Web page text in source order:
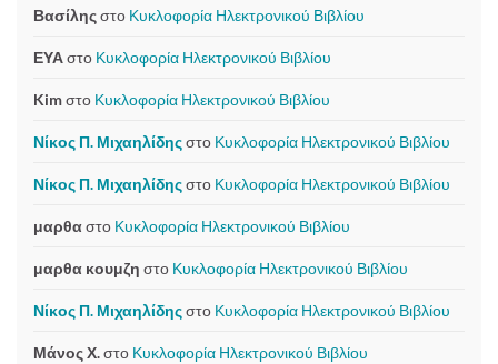
Βασίληςστο Κυκλοφορία Ηλεκτρονικού Βιβλίου
ΕΥΑστο Κυκλοφορία Ηλεκτρονικού Βιβλίου
Kimστο Κυκλοφορία Ηλεκτρονικού Βιβλίου
Νίκος Π. Μιχαηλίδηςστο Κυκλοφορία Ηλεκτρονικού Βιβλίου
Νίκος Π. Μιχαηλίδηςστο Κυκλοφορία Ηλεκτρονικού Βιβλίου
μαρθαστο Κυκλοφορία Ηλεκτρονικού Βιβλίου
μαρθα κουμζη στο Κυκλοφορία Ηλεκτρονικού Βιβλίου
Νίκος Π. Μιχαηλίδηςστο Κυκλοφορία Ηλεκτρονικού Βιβλίου
Μάνος Χ.στο Κυκλοφορία Ηλεκτρονικού Βιβλίου